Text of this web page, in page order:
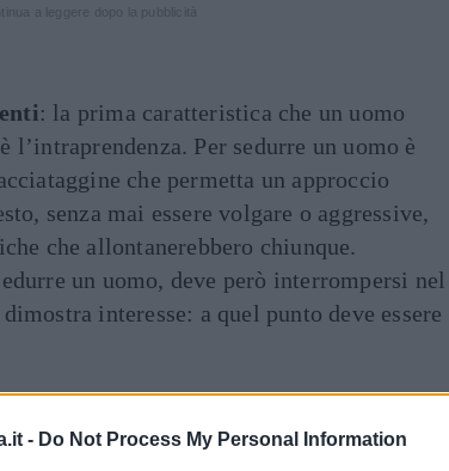
- Do Not Process My Personal Information
: la prima caratteristica che un uomo
l’intraprendenza. Per sedurre un uomo è
che permetta un approccio
senza mai essere volgare o aggressive,
che allontanerebbero chiunque.
un uomo, deve però interrompersi nel
interesse: a quel punto deve essere
: non esistono più i cavalieri di una volta e,
mostrarsi indipendenti da lui.